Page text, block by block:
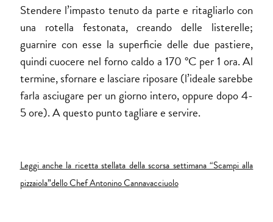
Stendere l’impasto tenuto da parte e ritagliarlo con
una rotella festonata, creando delle listerelle;
guarnire con esse la superficie delle due pastiere,
quindi cuocere nel forno caldo a 170 °C per 1 ora. Al
termine, sfornare e lasciare riposare (l’ideale sarebbe
farla asciugare per un giorno intero, oppure dopo 4-
5 ore). A questo punto tagliare e servire.
Leggi anche la ricetta stellata della scorsa settimana “Scampi alla
pizzaiola”dello Chef Antonino Cannavacciuolo